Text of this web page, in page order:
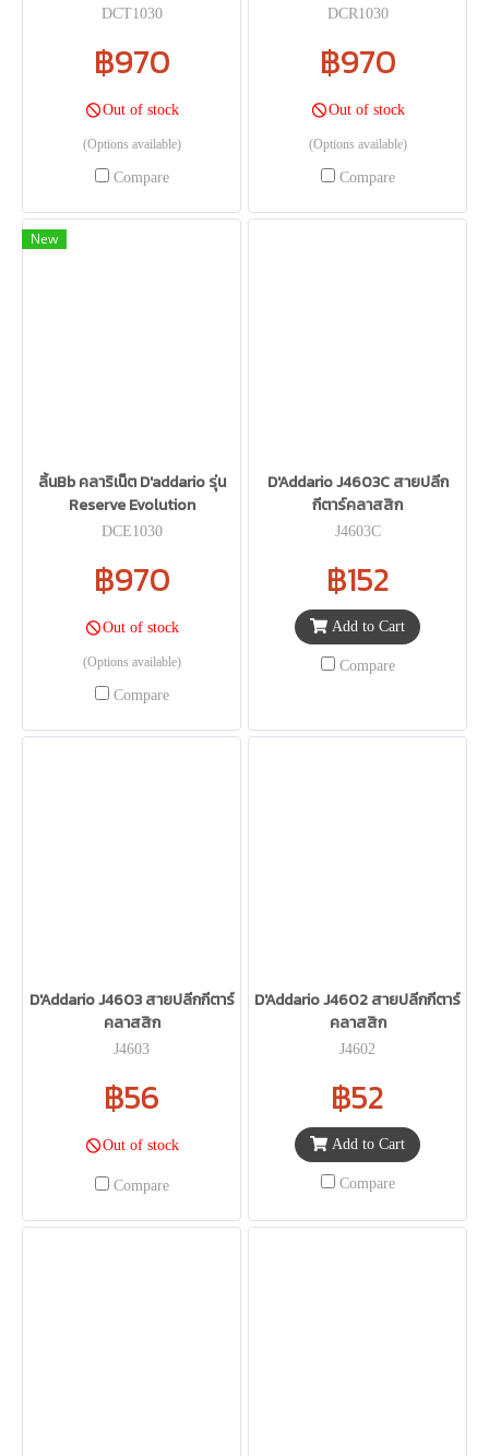
DCT1030
฿970
Out of stock
(Options available)
Compare
DCR1030
฿970
Out of stock
(Options available)
Compare
New
ลิ้นBb คลาริเน็ต D'addario รุ่น
Reserve Evolution
DCE1030
฿970
Out of stock
(Options available)
Compare
D'Addario J4603C สายปลีก
กีตาร์คลาสสิก
J4603C
฿152
Add to Cart
Compare
D'Addario J4603 สายปลีกกีตาร์
คลาสสิก
J4603
฿56
Out of stock
Compare
D'Addario J4602 สายปลีกกีตาร์
คลาสสิก
J4602
฿52
Add to Cart
Compare